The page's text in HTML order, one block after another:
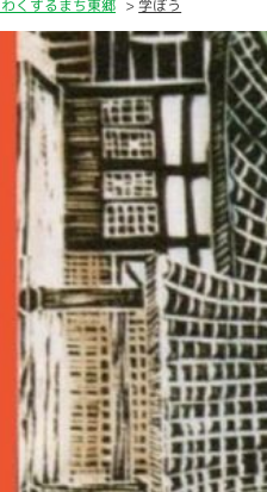
くするまち東郷 学ぼう